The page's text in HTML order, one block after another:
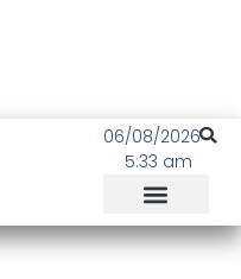
06/08/2026
5:33 am